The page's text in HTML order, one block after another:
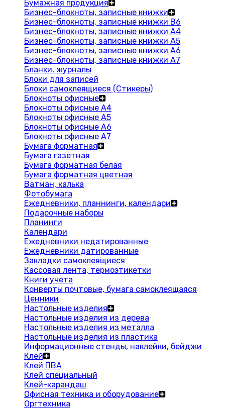
Бумажная продукция
Бизнес-блокноты, записные книжки
Бизнес-блокноты, записные книжки В6
Бизнес-блокноты, записные книжки A4
Бизнес-блокноты, записные книжки А5
Бизнес-блокноты, записные книжки А6
Бизнес-блокноты, записные книжки А7
Бланки, журналы
Блоки для записей
Блоки самоклеящиеся (Стикеры)
Блокноты офисные
Блокноты офисные A4
Блокноты офисные A5
Блокноты офисные A6
Блокноты офисные A7
Бумага форматная
Бумага газетная
Бумага форматная белая
Бумага форматная цветная
Ватман, калька
Фотобумага
Ежедневники, планнинги, календари
Подарочные наборы
Планинги
Календари
Ежедневники недатированные
Ежедневники датированные
Закладки самоклеящиеся
Кассовая лента, термоэтикетки
Книги учета
Конверты почтовые, бумага самоклеящаяся
Ценники
Настольные изделия
Настольные изделия из дерева
Настольные изделия из металла
Настольные изделия из пластика
Информационные стенды, наклейки, бейджи
Клей
Клей ПВА
Клей специальный
Клей-карандаш
Офисная техника и оборудование
Оргтехника